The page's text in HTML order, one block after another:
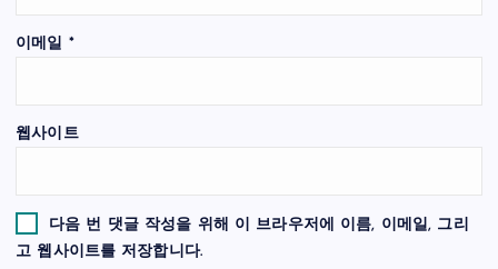
이메일 *
웹사이트
다음 번 댓글 작성을 위해 이 브라우저에 이름, 이메일, 그리
고 웹사이트를 저장합니다.